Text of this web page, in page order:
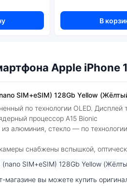
В
Apple iPhone
SIM+eSIM) 128Gb Yellow
по технологии OLED.
процессор А15 Bionic
алюминия, стекло — по
снабжены вспышкой,